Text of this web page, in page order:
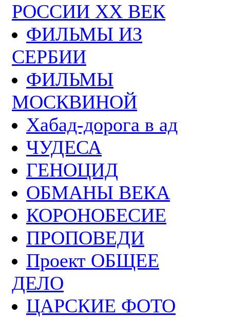
РОССИИ ХХ ВЕК
ФИЛЬМЫ ИЗ
СЕРБИИ
ФИЛЬМЫ
МОСКВИНОЙ
Хабад-дорога в ад
ЧУДЕСА
ГЕНОЦИД
ОБМАНЫ ВЕКА
КОРОНОБЕСИЕ
ПРОПОВЕДИ
Проект ОБЩЕЕ
ДЕЛО
ЦАРСКИЕ ФОТО